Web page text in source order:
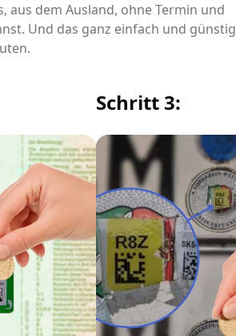
aus dem Ausland, ohne Termin und
Und das ganz einfach und günstig
Schritt 3: